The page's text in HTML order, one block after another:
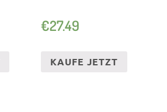
€27.49
KAUFE JETZT